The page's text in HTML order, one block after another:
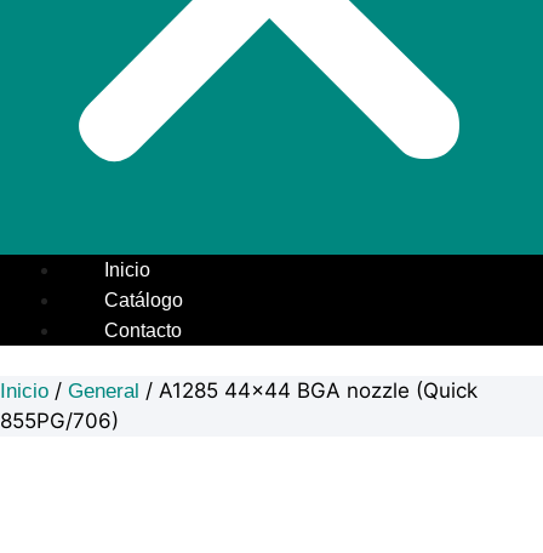
Inicio
Catálogo
Contacto
Inicio / General / A1285 44×44 BGA nozzle (Quick
855PG/706)